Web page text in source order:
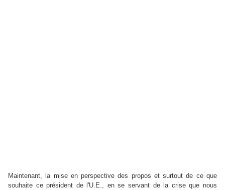
Maintenant, la mise en perspective des propos et surtout de ce que
souhaite ce président de l'U.E., en se servant de la crise que nous